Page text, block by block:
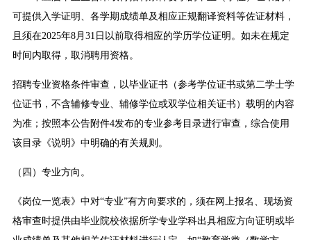
可提供入学证明、各学期成绩单及相应正规翻译资料等佐证材料，
且须在2025年8月31日以前取得相应的学历学位证明。如未在规定
时间内取得，取消聘用资格。
招聘专业资格条件审查，以毕业证书（参考学位证书或第二学士学
位证书，不含辅修专业、辅修学位或双学位相关证书）载明的内容
为准；按照本公告附件4发布的专业参考目录进行审查，综合使用
该目录《说明》中明确的有关规则。
（四）专业方向。
《岗位一览表》中对“专业”有方向要求的，须在网上报名、现场资
格审查时提供由毕业院校依据所学专业学科出具相应方向证明或毕